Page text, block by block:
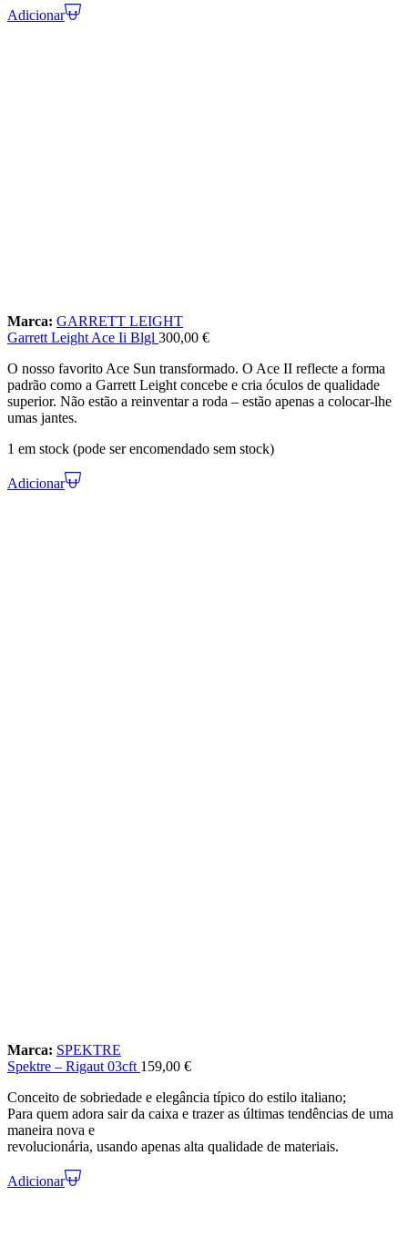
Adicionar
Marca: GARRETT LEIGHT
Garrett Leight Ace Ii Blgl 300,00 €
O nosso favorito Ace Sun transformado. O Ace II reflecte a forma
padrão como a Garrett Leight concebe e cria óculos de qualidade
superior. Não estão a reinventar a roda – estão apenas a colocar-lhe
umas jantes.
1 em stock (pode ser encomendado sem stock)
Adicionar
Marca: SPEKTRE
Spektre – Rigaut 03cft 159,00 €
Conceito de sobriedade e elegância típico do estilo italiano;
Para quem adora sair da caixa e trazer as últimas tendências de uma
maneira nova e
revolucionária, usando apenas alta qualidade de materiais.
Adicionar